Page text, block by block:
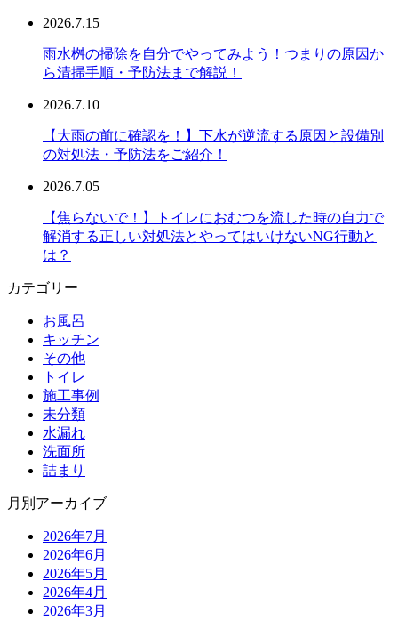
2026.7.15
雨水桝の掃除を自分でやってみよう！つまりの原因か
ら清掃手順・予防法まで解説！
2026.7.10
【大雨の前に確認を！】下水が逆流する原因と設備別
の対処法・予防法をご紹介！
2026.7.05
【焦らないで！】トイレにおむつを流した時の自力で
解消する正しい対処法とやってはいけないNG行動と
は？
カテゴリー
お風呂
キッチン
その他
トイレ
施工事例
未分類
水漏れ
洗面所
詰まり
月別アーカイブ
2026年7月
2026年6月
2026年5月
2026年4月
2026年3月